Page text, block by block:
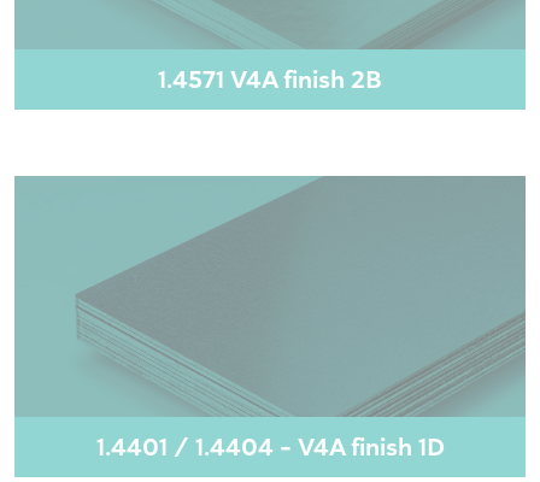
1.4571 V4A finish 2B
1.4401 / 1.4404 - V4A finish 1D